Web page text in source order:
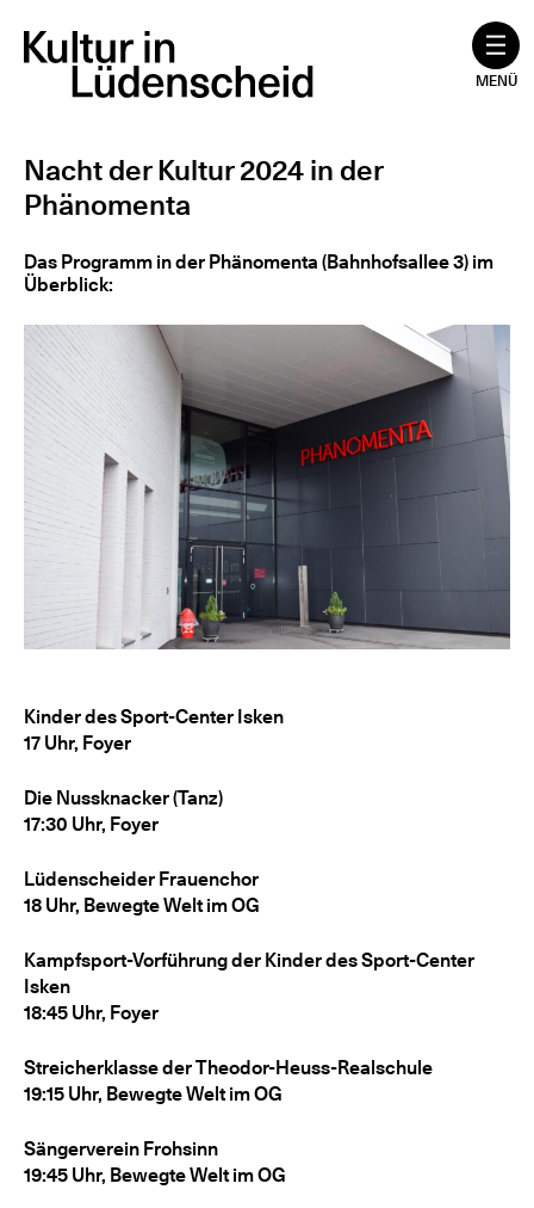
Inhalt
springen
MENÜ
Nacht der Kultur 2024 in der
Phänomenta
Das Programm in der Phänomenta (Bahnhofsallee 3) im
Überblick:
Kinder des Sport-Center Isken
17 Uhr, Foyer
Die Nussknacker (Tanz)
17:30 Uhr, Foyer
Lüdenscheider Frauenchor
18 Uhr, Bewegte Welt im OG
Kampfsport-Vorführung der Kinder des Sport-Center
Isken
18:45 Uhr, Foyer
Streicherklasse der Theodor-Heuss-Realschule
19:15 Uhr, Bewegte Welt im OG
Sängerverein Frohsinn
19:45 Uhr, Bewegte Welt im OG